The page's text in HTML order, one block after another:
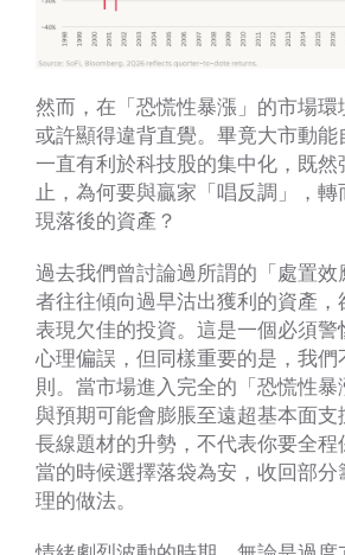
然而，在「恐慌性暴漲」的市場環
或許顯得違背直覺。畢竟大市動
一直有利於科技股的集中化，既然
止，為何要與贏家「唱反調」，
現落後的資產？
過去我們曾討論過所謂的「處置效
者往往傾向過早沽出獲利的資產，
表現欠佳的投資。這是一個必須警
心理偏誤，但同樣重要的是，我們
則。當市場進入完全的「恐慌性暴
與預期可能會膨脹至遠超基本面支
長線題材的升勢，不代表你要全程
當的時候選擇落袋為安，收回部分
理的做法。